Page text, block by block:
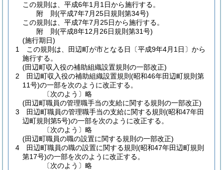
この規則は、平成6年1月1日から施行する。
附 則(平成7年7月25日規則第34号)
この規則は、平成7年7月25日から施行する。
附 則(平成8年12月26日規則第31号)
(施行期日)
1
この規則は、田辺町が市となる日〔平成9年4月1日〕から
施行する。
(田辺町収入役の補助組織設置規則の一部改正)
2
田辺町収入役の補助組織設置規則 (昭和46年田辺町規則第
11号)の一部を次のように改正する。
〔次のよう〕略
(田辺町職員の管理職手当の支給に関する規則の一部改正)
3
田辺町職員の管理職手当の支給に関する規則 (昭和47年田
辺町規則第5号)の一部を次のように改正する。
〔次のよう〕略
(田辺町職員の職の設置に関する規則の一部改正)
4
田辺町職員の職の設置に関する規則 (昭和47年田辺町規則
第17号)の一部を次のように改正する。
〔次のよう〕略